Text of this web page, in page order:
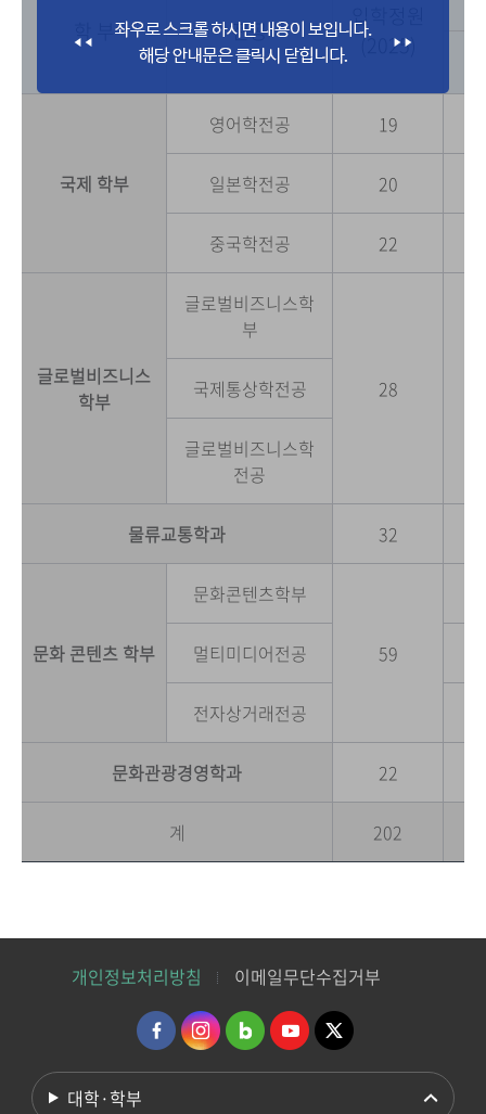
학 부 전공
입학정원
(2025)
국제 학부
영어학전공 19
일본학전공 20
중국학전공 22
글로벌비즈니스
학부
글로벌비즈니스학
부
28
국제통상학전공
글로벌비즈니스학
전공
물류교통학과 32
문화 콘텐츠 학부
문화콘텐츠학부
59
멀티미디어전공
전자상거래전공
문화관광경영학과 22
계 202
개인정보처리방침 이메일무단수집거부
대학·학부